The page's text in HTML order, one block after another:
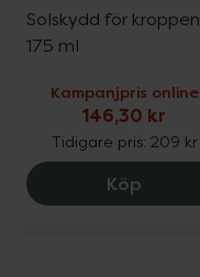
Solskydd för kroppen
175 ml
Kampanjpris online
146,30 kr
Tidigare pris: 209 kr
Köp ACO